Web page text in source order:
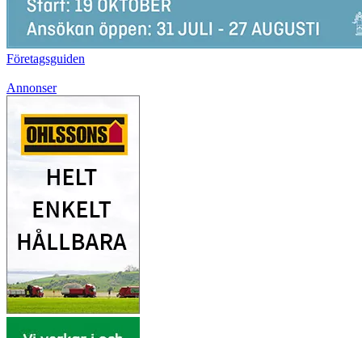
Företagsguiden
Annonser